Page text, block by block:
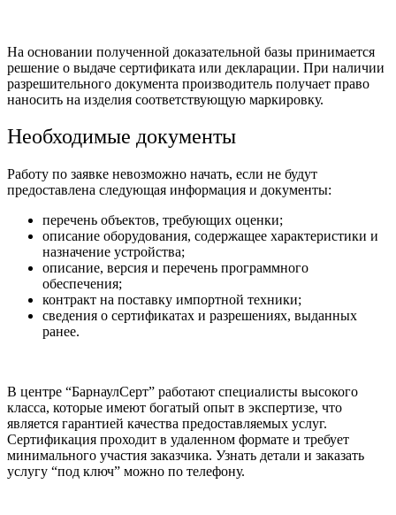
На основании полученной доказательной базы принимается
решение о выдаче сертификата или декларации. При наличии
разрешительного документа производитель получает право
наносить на изделия соответствующую маркировку.
Необходимые документы
Работу по заявке невозможно начать, если не будут
предоставлена следующая информация и документы:
перечень объектов, требующих оценки;
описание оборудования, содержащее характеристики и
назначение устройства;
описание, версия и перечень программного
обеспечения;
контракт на поставку импортной техники;
сведения о сертификатах и разрешениях, выданных
ранее.
В центре “БарнаулСерт” работают специалисты высокого
класса, которые имеют богатый опыт в экспертизе, что
является гарантией качества предоставляемых услуг.
Сертификация проходит в удаленном формате и требует
минимального участия заказчика. Узнать детали и заказать
услугу “под ключ” можно по телефону.